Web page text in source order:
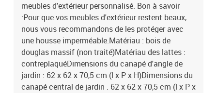
meubles d'extérieur personnalisé. Bon à savoir
:Pour que vos meubles d'extérieur restent beaux,
nous vous recommandons de les protéger avec
une housse imperméable.Matériau : bois de
douglas massif (non traité)Matériau des lattes :
contreplaquéDimensions du canapé d'angle de
jardin : 62 x 62 x 70,5 cm (l x P x H)Dimensions du
canapé central de jardin : 62 x 62 x 70,5 cm (l x P x